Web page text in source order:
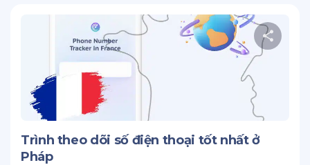
Trình theo dõi số điện thoại tốt nhất ở
Pháp